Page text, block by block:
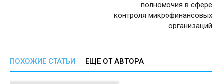
полномочия в сфере
контроля микрофинансовых
организаций
ПОХОЖИЕ СТАТЬИ ЕЩЕ ОТ АВТОРА